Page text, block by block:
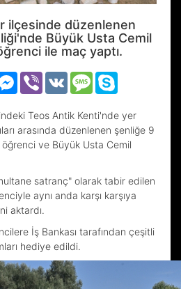
ilçesinde düzenlenen
Büyük Usta Cemil
ile maç yaptı.
Messenger
Viber VK Message
Teos Antik Kenti'nde yer
arasında düzenlenen şenliğe 9
ve Büyük Usta Cemil
satranç" olarak tabir edilen
aynı anda karşı karşıya
aktardı.
İş Bankası tarafından çeşitli
hediye edildi.